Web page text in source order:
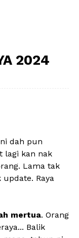
2024
dah pun
lagi kan nak
Lama tak
Raya
mertua. Orang
Balik